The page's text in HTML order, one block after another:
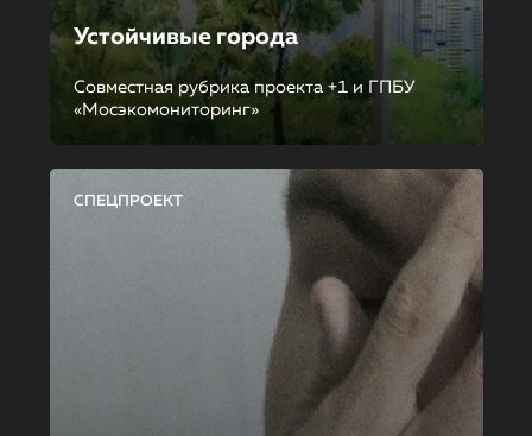
Устойчивые города
Совместная рубрика проекта +1 и ГПБУ
«Мосэкомониторинг»
СПЕЦПРОЕКТ